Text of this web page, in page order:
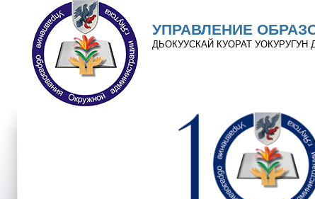
Перейти к основному содержанию
Skip to search
УПРАВЛЕНИЕ
ДЬОКУУСКАЙ КУОРАТ